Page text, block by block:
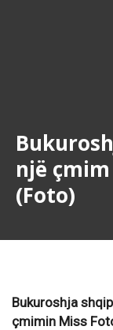
një
(Foto)
Bukuroshja
çmimin Miss